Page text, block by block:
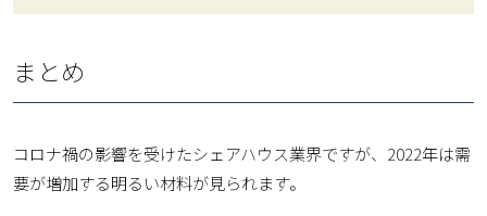
まとめ
コロナ禍の影響を受けたシェアハウス業界ですが、2022年は需
要が増加する明るい材料が見られます。